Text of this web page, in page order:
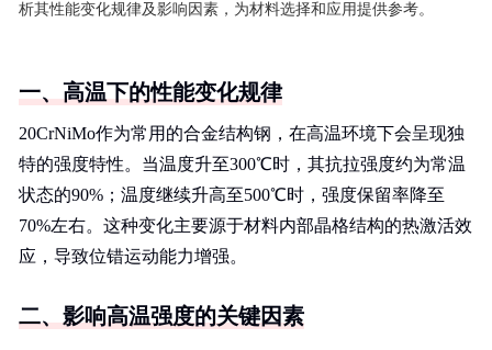
析其性能变化规律及影响因素，为材料选择和应用提供参考。
一、高温下的性能变化规律
20CrNiMo作为常用的合金结构钢，在高温环境下会呈现独
特的强度特性。当温度升至300℃时，其抗拉强度约为常温
状态的90%；温度继续升高至500℃时，强度保留率降至
70%左右。这种变化主要源于材料内部晶格结构的热激活效
应，导致位错运动能力增强。
二、影响高温强度的关键因素